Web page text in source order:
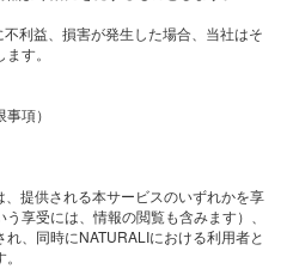
利益、損害が発生した場合、当社はそ
す。
項）
提供される本サービスのいずれかを享
享受には、情報の閲覧も含みます）、
、同時にNATURALIにおける利用者と